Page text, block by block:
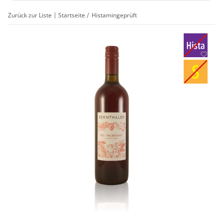
Zurück zur Liste Startseite Histamingeprüft